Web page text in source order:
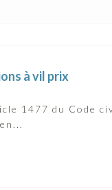
à vil prix
1477 du Code